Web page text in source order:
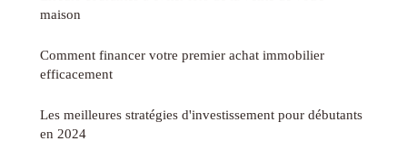
maison
Comment financer votre premier achat immobilier
efficacement
Les meilleures stratégies d'investissement pour débutants
en 2024